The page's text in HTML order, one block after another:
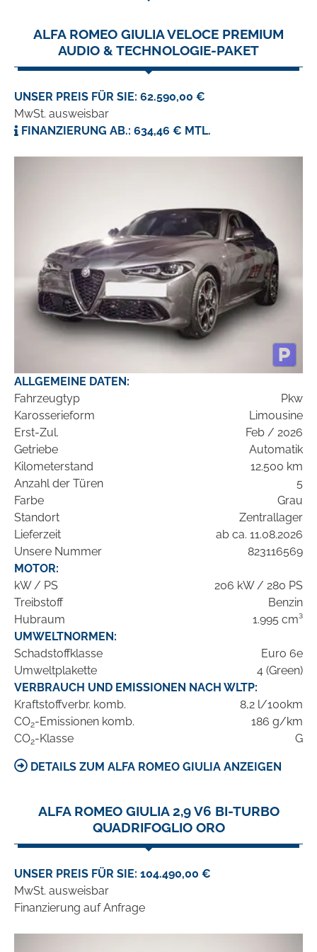
ALFA ROMEO GIULIA VELOCE PREMIUM
AUDIO & TECHNOLOGIE-PAKET
UNSER PREIS FÜR SIE: 62.590,00 €
MwSt. ausweisbar
FINANZIERUNG AB.: 634,46 € MTL.
ALLGEMEINE DATEN:
Fahrzeugtyp
Pkw
Karosserieform
Limousine
Erst-Zul.
Feb / 2026
Getriebe
Automatik
Kilometerstand
12.500 km
Anzahl der Türen
5
Farbe
Grau
Standort
Zentrallager
Lieferzeit
ab ca. 11.08.2026
Unsere Nummer
823116569
MOTOR:
kW / PS
206 kW / 280 PS
Treibstoff
Benzin
Hubraum
1.995 cm³
UMWELTNORMEN:
Schadstoffklasse
Euro 6e
Umweltplakette
4 (Green)
VERBRAUCH UND EMISSIONEN NACH WLTP:
Kraftstoffverbr. komb.
8,2 l/100km
CO2-Emissionen komb.
186 g/km
CO2-Klasse G
DETAILS ZUM ALFA ROMEO GIULIA ANZEIGEN
ALFA ROMEO GIULIA 2,9 V6 BI-TURBO
QUADRIFOGLIO ORO
UNSER PREIS FÜR SIE: 104.490,00 €
MwSt. ausweisbar
Finanzierung auf Anfrage